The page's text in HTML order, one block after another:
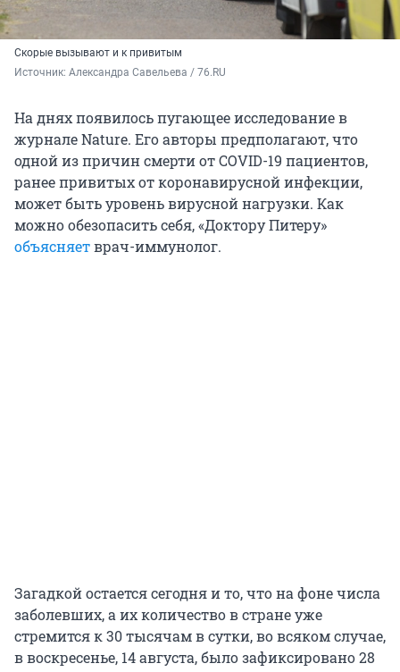
Скорые вызывают и к привитым
Источник: Александра Савельева / 76.RU
На днях появилось пугающее исследование в
журнале Nature. Его авторы предполагают, что
одной из причин смерти от СOVID-19 пациентов,
ранее привитых от коронавирусной инфекции,
может быть уровень вирусной нагрузки. Как
можно обезопасить себя, «Доктору Питеру»
объясняетврач-иммунолог.
Загадкой остается сегодня и то, что на фоне числа
заболевших, а их количество в стране уже
стремится к 30 тысячам в сутки, во всяком случае,
в воскресенье, 14 августа, было зафиксировано 28